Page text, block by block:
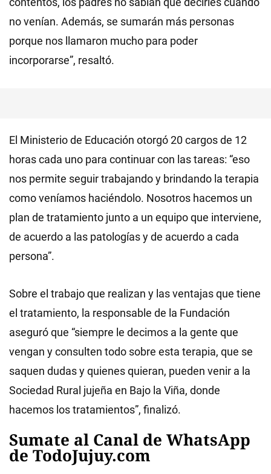
no venían. Además, se sumarán más personas
porque nos llamaron mucho para poder
incorporarse”, resaltó.
El Ministerio de Educación otorgó 20 cargos de 12
horas cada uno para continuar con las tareas: “eso
nos permite seguir trabajando y brindando la terapia
como veníamos haciéndolo. Nosotros hacemos un
plan de tratamiento junto a un equipo que interviene,
de acuerdo a las patologías y de acuerdo a cada
persona”.
Sobre el trabajo que realizan y las ventajas que tiene
el tratamiento, la responsable de la Fundación
aseguró que “siempre le decimos a la gente que
vengan y consulten todo sobre esta terapia, que se
saquen dudas y quienes quieran, pueden venir a la
Sociedad Rural jujeña en Bajo la Viña, donde
hacemos los tratamientos”, finalizó.
Sumate al Canal de WhatsApp
de TodoJujuy.com